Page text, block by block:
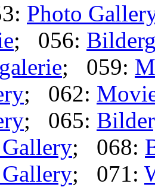
Photo
; 056:
; 059:
; 062:
; 065:
; 068:
; 071: